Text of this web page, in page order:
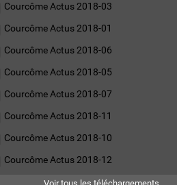
Courcôme Actus 2018-03
Courcôme Actus 2018-01
Courcôme Actus 2018-06
Courcôme Actus 2018-05
Courcôme Actus 2018-07
Courcôme Actus 2018-11
Courcôme Actus 2018-10
Courcôme Actus 2018-12